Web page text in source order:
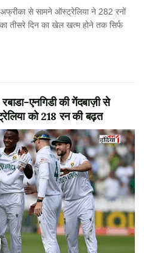
से सामने ऑस्ट्रेलिया ने 282 रनों
तीसरे दिन का खेल खत्म होने तक सिर्फ
एनगिडी की गेंदबाज़ी से
को 218 रन की बढ़त